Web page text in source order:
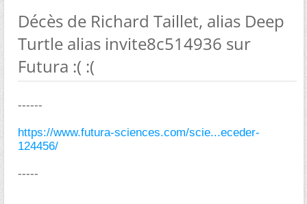
Décès de Richard Taillet, alias Deep
Turtle alias invite8c514936 sur
Futura :( :(
------
https://www.futura-sciences.com/scie...eceder-
124456/
-----